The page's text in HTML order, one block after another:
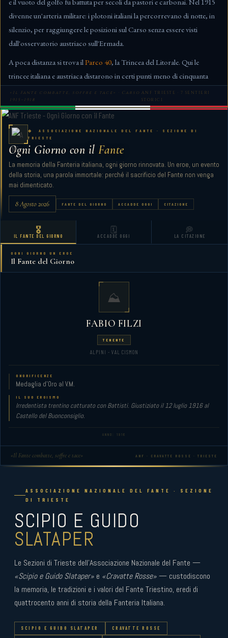
7
e il vuoto del golfo fu battuta per secoli da pastori e carbonai. Nel 1915
divenne un'arteria militare: i plotoni italiani la percorrevano di notte, in
silenzio, per raggiungere le posizioni sul Carso senza essere visti
dall'osservatorio austriaco sull'Ermada.
A poca distanza si trova ilParco 40, la Trincea del Litorale. Qui le
trincee italiana e austriaca distarono in certi punti meno di cinquanta
metri. Si sentivano le voci del nemico. Ci si lanciava bombe a mano
all'alba. Oggi i boschi hanno inghiottito quasi tutto, ma chi cammina
con attenzione trova ancora gradini scavati nella roccia, piazzole per
mitragliatrici, i segni dei reticolati.
LaVedetta Italiaa quota 332 m fu osservatorio militare fondamentale
per seguire i movimenti navali nel Golfo. I soldati di guardia restarono
qui per mesi, con la bora che tagliava la carne e la speranza di tornare a
«Il Carso è fatto di pietre e di dolore. Ogni pietra è un soldato.»
— Scipio Slataper, "Il mio Carso", 1912
«Il Fante combatte, soffre e tace» · Carso
1915–1918
ANF TRIESTE · 7 SENTIERI
STORICI
◆ ASSOCIAZIONE NAZIONALE DEL FANTE · SEZIONE DI
TRIESTE
Ogni Giorno con ilFante
La memoria della Fanteria italiana, ogni giorno rinnovata. Un eroe, un evento
della storia, una parola immortale: perché il sacrificio del Fante non venga
mai dimenticato.
8 Agosto 2026 FANTE DEL GIORNO ACCADDE OGGI CITAZIONE
🎖️
IL FANTE DEL GIORNO
🗓️
ACCADDE OGGI
💭
LA CITAZIONE
OGNI GIORNO UN EROE
Il Fante del Giorno
⛰️
FABIO FILZI
TENENTE
ALPINI - VAL CISMON
ONORIFICENZE
Medaglia d'Oro al V.M.
IL SUO EROISMO
Irredentista trentino catturato con Battisti. Giustiziato il 12 luglio 1916 al
Castello del Buonconsiglio.
ANNO: 1916
«Il Fante combatte, soffre e tace» ANF · CRAVATTE ROSSE · TRIESTE
ASSOCIAZIONE NAZIONALE DEL FANTE · SEZIONE
DI TRIESTE
SCIPIO E GUIDO
SLATAPER
Le Sezioni di Trieste dell'Associazione Nazionale del Fante —
«Scipio e Guido Slataper» e «Cravatte Rosse»— custodiscono
la memoria, le tradizioni e i valori del Fante Triestino, eredi di
quattrocento anni di storia della Fanteria Italiana.
SCIPIO E GUIDO SLATAPER CRAVATTE ROSSE